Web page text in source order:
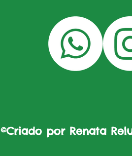
©Criado por Renata